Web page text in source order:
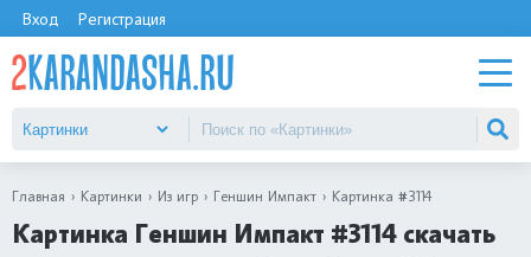
Вход Регистрация
Главная Картинки Из игр Геншин Импакт Картинка #3114
Картинка Геншин Импакт #3114 скачать